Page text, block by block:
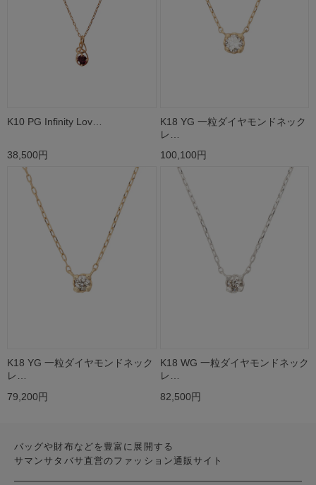
K10 PG Infinity Lov…
38,500円
K18 YG 一粒ダイヤモンドネック
レ…
100,100円
K18 YG 一粒ダイヤモンドネック
レ…
79,200円
K18 WG 一粒ダイヤモンドネック
レ…
82,500円
バッグや財布などを豊富に展開する
サマンサタバサ直営のファッション通販サイト